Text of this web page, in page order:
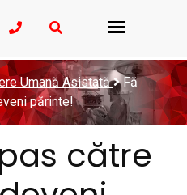
Umană Asistată
Fă
părinte!
către